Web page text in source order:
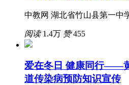
中教网 湖北省竹山县第一中
阅读1.4万 赞455
爱在冬日 健康同行——
道传染病预防知识宣传